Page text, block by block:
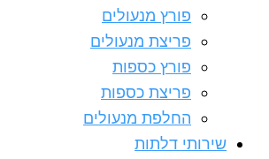
פורץ מנעולים
פריצת מנעולים
פורץ כספות
פריצת כספות
החלפת מנעולים
שירותי דלתות